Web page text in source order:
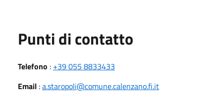
Punti di contatto
Telefono : +39 055 8833433
Email :a.staropoli@comune.calenzano.fi.it